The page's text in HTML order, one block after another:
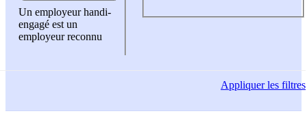
Un employeur handi-
engagé est un
employeur reconnu
Appliquerles filtres